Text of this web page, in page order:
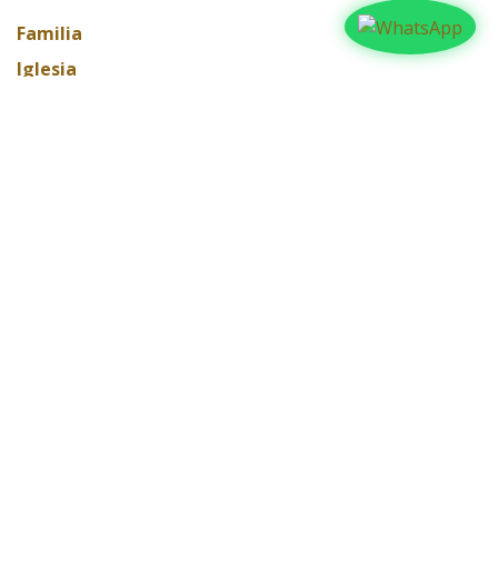
Familia
Iglesia